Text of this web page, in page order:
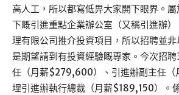
高人工，所以都寫低畀大家開下眼界。
下嘅引進重點企業辦公室（又稱引進辦
理有限公司推介投資項目，所以招聘並
是期望請到有投資經驗嘅專家。今次招
任（月薪$279,600）、引進辦副主任
埋引進辦執行總裁（月薪$189,150）。